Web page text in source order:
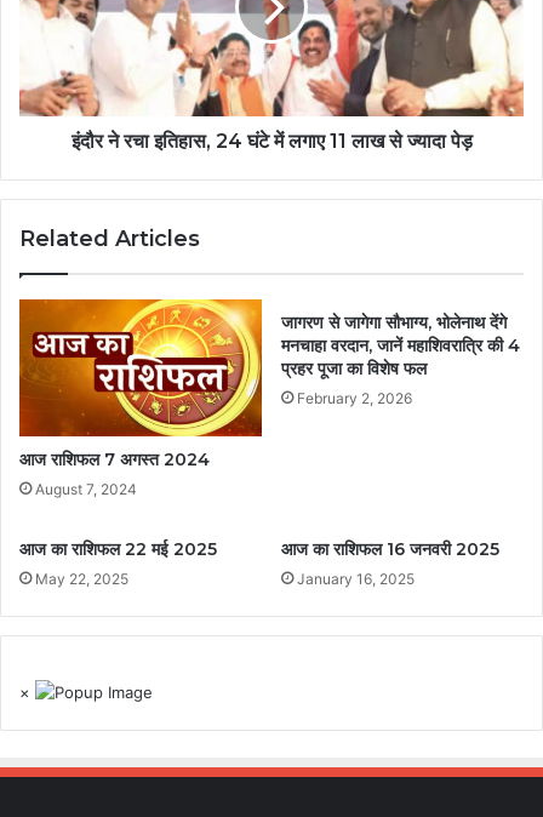
इंदौर ने रचा इतिहास, 24 घंटे में लगाए 11 लाख से ज्यादा पेड़
Related Articles
आज राशिफल 7 अगस्त 2024
August 7, 2024
जागरण से जागेगा सौभाग्य, भोलेनाथ देंगे
मनचाहा वरदान, जानें महाशिवरात्रि की 4
प्रहर पूजा का विशेष फल
February 2, 2026
आज का राशिफल 22 मई 2025
May 22, 2025
आज का राशिफल 16 जनवरी 2025
January 16, 2025
×